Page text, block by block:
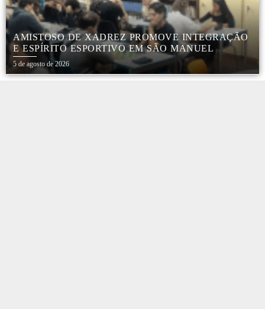
AMISTOSO DE XADREZ PROMOVE INTEGRAÇÃO
E ESPÍRITO ESPORTIVO EM SÃO MANUEL
5 de agosto de 2026